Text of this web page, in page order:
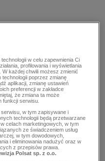
w celu zapewnienia Ci
profilowania i wyświetlania
każdej chwili możesz zmienić
technologii poprzez zmianę
aplikacji, zmianę ustawień
preferencji w zakładce
że zmiana ta może
funkcji serwisu.
w tym zapisywane i
technologii będą przetwarzane
celach marketingowych, w tym
ze świadczeniem usług
w tym dowodowych,
i eliminowania nadużyć oraz w
z przepisów prawa.
Polsat sp. z o.o.